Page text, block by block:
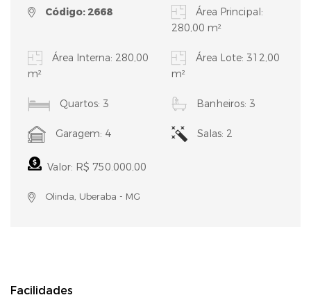
Código: 2668
Área Principal:
280,00 m²
Área Interna: 280,00
m²
Área Lote: 312,00
m²
Quartos: 3 Banheiros: 3
Garagem: 4 Salas: 2
Valor: R$ 750.000,00
Olinda, Uberaba - MG
Facilidades